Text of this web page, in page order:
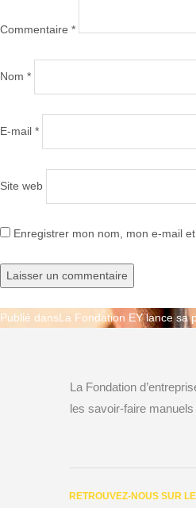
Commentaire *
Nom *
E-mail *
Site web
Enregistrer mon nom, mon e-mail
Navigation
l’article
Publié dansLa Fondation EY lance sa
La Fondation
les savoir-faire manuels
RETROUVEZ-NOUS SUR